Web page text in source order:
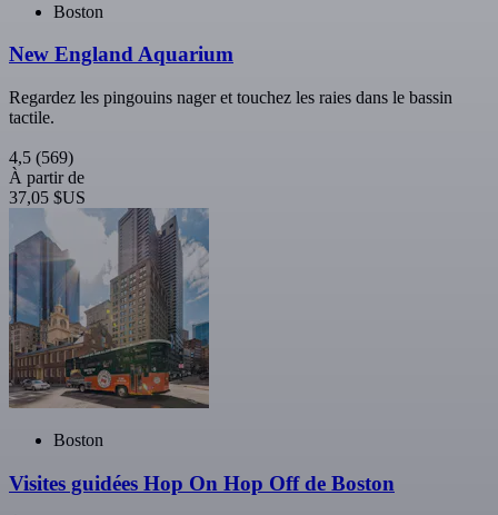
Boston
New England Aquarium
Regardez les pingouins nager et touchez les raies dans le bassin
tactile.
4,5 (569)
À partir de
37,05 $US
Boston
Visites guidées Hop On Hop Off de Boston